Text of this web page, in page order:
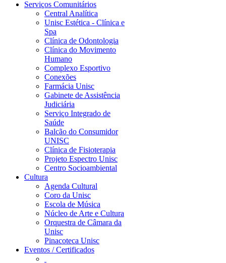
Serviços Comunitários
Central Analítica
Unisc Estética - Clínica e
Spa
Clínica de Odontologia
Clínica do Movimento
Humano
Complexo Esportivo
Conexões
Farmácia Unisc
Gabinete de Assistência
Judiciária
Serviço Integrado de
Saúde
Balcão do Consumidor
UNISC
Clínica de Fisioterapia
Projeto Espectro Unisc
Centro Socioambiental
Cultura
Agenda Cultural
Coro da Unisc
Escola de Música
Núcleo de Arte e Cultura
Orquestra de Câmara da
Unisc
Pinacoteca Unisc
Eventos / Certificados